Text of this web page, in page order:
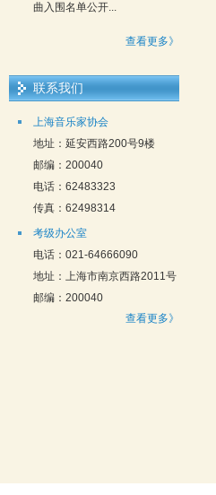
曲入围名单公开...
查看更多》
联系我们
上海音乐家协会
地址：延安西路200号9楼
邮编：200040
电话：62483323
传真：62498314
考级办公室
电话：021-64666090
地址：上海市南京西路2011号
邮编：200040
查看更多》